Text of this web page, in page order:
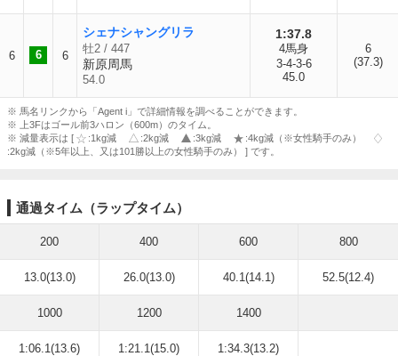
6 6 6
シェナシャングリラ
牡2 / 447
新原周馬
54.0
1:37.8
4馬身
3-4-3-6
45.0
6
(37.3)
※ 馬名リンクから「Agent i」で詳細情報を調べることができます。
※ 上3Fはゴール前3ハロン（600m）のタイム。
※ 減量表示は [
:1kg減 :2kg減 :3kg減
:4kg減（※女性騎手のみ）
:2kg減（※5年以上、又は101勝以上の女性騎手のみ） ] です。
通過タイム（ラップタイム）
200 400 600 800
13.0(13.0) 26.0(13.0) 40.1(14.1) 52.5(12.4)
1000 1200 1400
1:06.1(13.6) 1:21.1(15.0) 1:34.3(13.2)